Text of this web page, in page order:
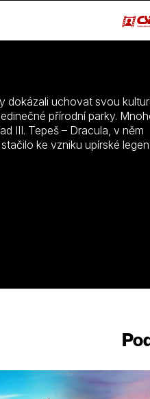
dokázali uchovat svou
přírodní parky.
III. Tepeš – Dracula, v něm
ke vzniku upírské
díky tradicím a zručnosti